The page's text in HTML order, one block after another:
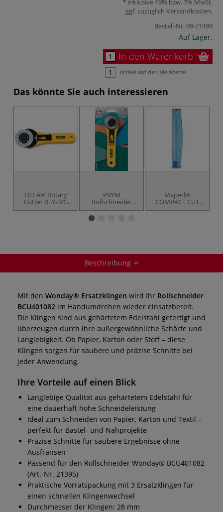
inklusive 19% bzw. 7% MwSt,
ggf. zuzüglich Versandkosten.
Bestell-Nr.09-21499
Auf Lager.
In den Warenkorb
Artikel auf den Merkzettel
Das könnte Sie auch interessieren
OLFA® Rotary
Cutter RTY-3/G
Rollenschneider
PRYM
Rollschneider
Maxi
Maped®
COMPACT CUT
Rollenschneider
Beschreibung
Mit den Wonday® Ersatzklingen wird Ihr Rollschneider
BCU401082 im Handumdrehen wieder einsatzbereit.
Die Klingen sind aus gehärtetem Edelstahl gefertigt und
überzeugen durch ihre außergewöhnliche Schärfe und
Langlebigkeit. Ob Papier, Karton oder Stoff – diese
Klingen sorgen für saubere und präzise Schnitte bei
jeder Anwendung.
Ihre Vorteile auf einen Blick
Langlebige Qualität aus gehärtetem Edelstahl für
eine dauerhaft hohe Schneideleistung
Ideal zum Schneiden von Papier, Karton und Textil –
perfekt für Bastel- und Nähprojekte
Präzise Schnitte für saubere Ergebnisse ohne
Ausfransen
Passend für den Rollschneider Wonday® BCU401082
(Art.-Nr. 21395)
Praktische Vorratspackung mit 3 Ersatzklingen für
einen schnellen Klingenwechsel
Durchmesser der Klingen: 28 mm